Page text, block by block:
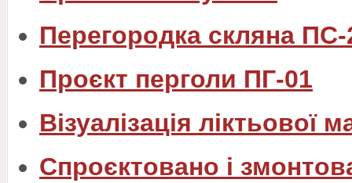
Перегородка скляна ПС-
Проєкт перголи ПГ-01
Візуалізація ліктьової
Спроєктовано і